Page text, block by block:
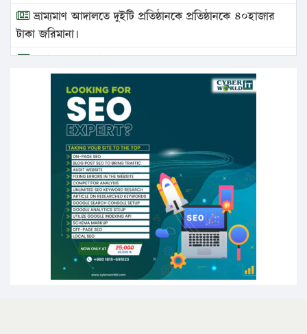
ভ্রাম্যমাণ আদালতে দুইটি প্রতিষ্ঠানকে প্রতিষ্ঠানকে ৪০হাজার
টাকা জরিমানা।
এবার লঞ্চের ভাড়া বাড়ল
১৭ থেকে ২১ শতাংশ বিদ্যুতের দাম বাড়ানোর প্রস্তাব পিডিবির
১৬ মে চাঁদপুর ও ২৫ মে ফেনী সফরে যাবেন প্রধানমন্ত্রী
উচ্চশিক্ষায় গৌরবময় অর্জন: পূর্ণ স্কলারশিপে যুক্তরাষ্ট্রে
পিএইচডি করছেন কুয়েটের কৃতি…
সারা দেশে বজ্রাঘাতে ১৪ জনের প্রাণহানি
কঠোর হচ্ছে এসএসসি ও এইচএসসি পরীক্ষা
ফরিদগঞ্জে আগুনে পুড়লো ৬ ব্যবসা প্রতিষ্ঠান